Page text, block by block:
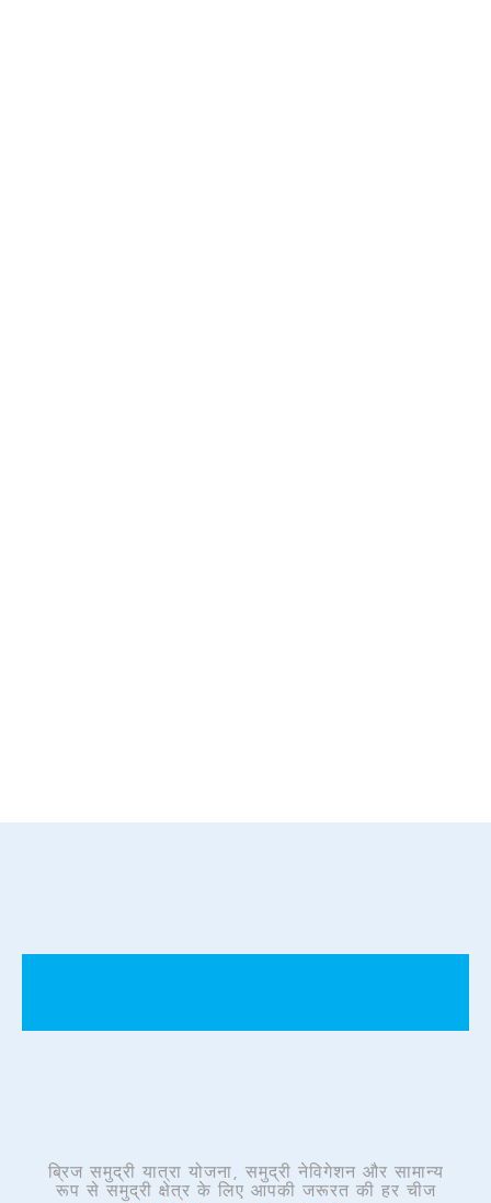
ब्रिज समुद्री यात्रा योजना, समुद्री नेविगेशन और सामान्य
रूप से समुद्री क्षेत्र के लिए आपकी जरूरत की हर चीज